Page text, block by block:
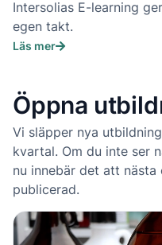
Intersolias E-learning
egen takt.
Läs mer
Öppna
Vi släpper nya
kvartal. Om du inte ser
nu innebär det att nästa
publicerad.